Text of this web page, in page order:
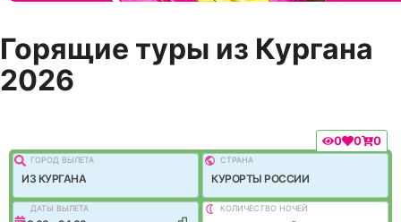
Горящие туры из Кургана
2026
0 0 0
ГОРОД ВЫЛEТА
ИЗ КУРГАНА
СТРАНА
КУРОРТЫ РОССИИ
ДАТЫ ВЫЛЕТА КОЛИЧЕСТВО НОЧЕЙ